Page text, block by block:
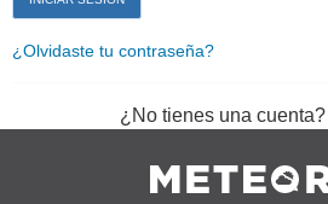
¿Olvidaste tu contraseña?
¿No tienes una cuenta?